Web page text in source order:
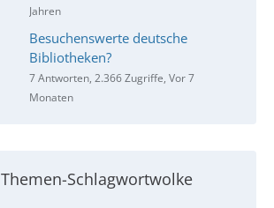
Jahren
Besuchenswerte deutsche
Bibliotheken?
7 Antworten, 2.366 Zugriffe, Vor 7
Monaten
Themen-Schlagwortwolke